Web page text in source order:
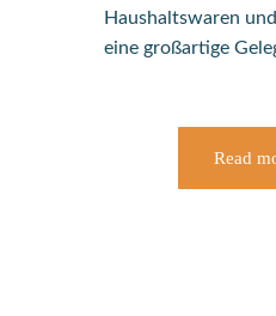
Haushaltswaren
eine großartige
Read